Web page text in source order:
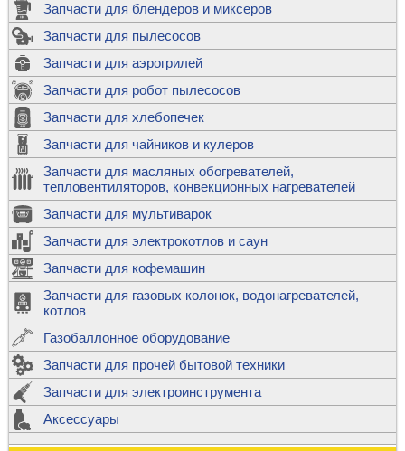
Запчасти для блендеров и миксеров
Запчасти для пылесосов
Запчасти для аэрогрилей
Запчасти для робот пылесосов
Запчасти для хлебопечек
Запчасти для чайников и кулеров
Запчасти для масляных обогревателей,
тепловентиляторов, конвекционных нагревателей
Запчасти для мультиварок
Запчасти для электрокотлов и саун
Запчасти для кофемашин
Запчасти для газовых колонок, водонагревателей,
котлов
Газобаллонное оборудование
Запчасти для прочей бытовой техники
Запчасти для электроинструмента
Аксессуары